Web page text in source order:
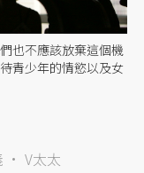
也不應該放棄這個機
青少年的情慾以及女
V太太